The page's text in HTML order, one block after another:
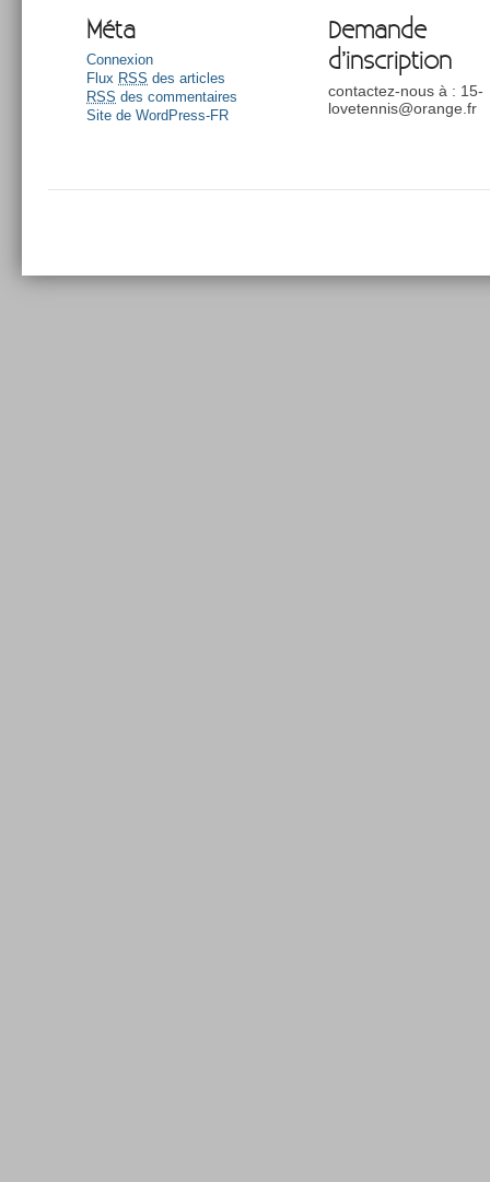
Méta
Connexion
Flux RSS des articles
RSS des commentaires
Site de WordPress-FR
Demande
d’inscription
contactez-nous à : 15-
lovetennis@orange.fr